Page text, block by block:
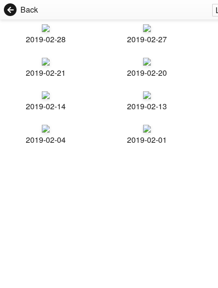
Back
2019-02-28 2019-02-27
2019-02-21 2019-02-20
2019-02-14 2019-02-13
2019-02-04 2019-02-01